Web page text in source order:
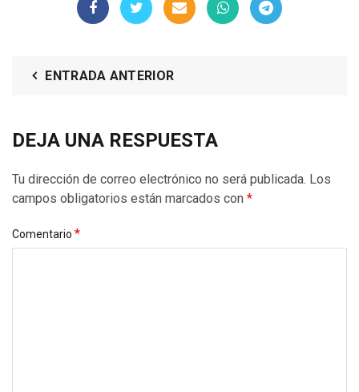
ENTRADA ANTERIOR
DEJA UNA RESPUESTA
Tu dirección de correo electrónico no será publicada. Los
campos obligatorios están marcados con *
Comentario *